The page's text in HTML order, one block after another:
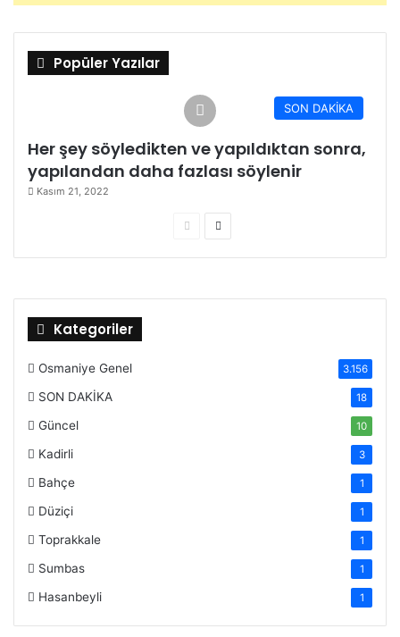
Popüler Yazılar
SON DAKİKA
Her şey söyledikten ve yapıldıktan sonra,
yapılandan daha fazlası söylenir
Kasım 21, 2022
Önceki
Kategoriler
Osmaniye Genel 3.156
SON DAKİKA 18
Güncel 10
Kadirli 3
Bahçe 1
Düziçi 1
Toprakkale 1
Sumbas 1
Hasanbeyli 1